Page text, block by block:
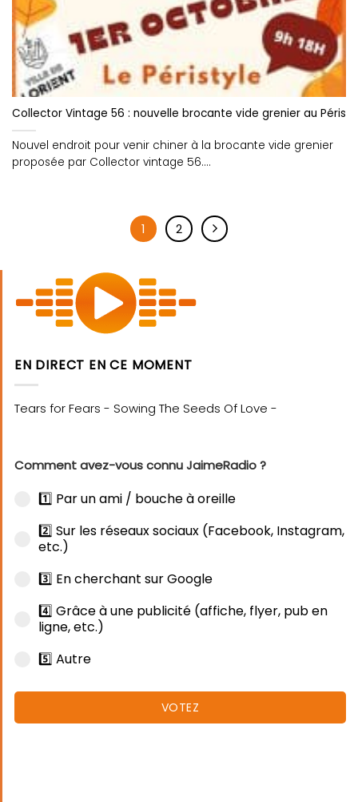
Collector Vintage 56 : nouvelle brocante vide grenier au
Nouvel endroit pour venir chiner à la brocante vide grenier
proposée par Collector vintage 56....
1 2
EN DIRECT EN CE MOMENT
Comment avez-vous connu JaimeRadio ?
1️⃣ Par un ami / bouche à oreille
2️⃣ Sur les réseaux sociaux (Facebook, Instagram,
etc.)
3️⃣ En cherchant sur Google
4️⃣ Grâce à une publicité (affiche, flyer, pub en
ligne, etc.)
5️⃣ Autre
VOTEZ